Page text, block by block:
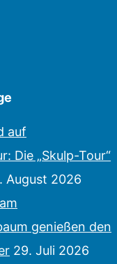
auf
Die „Skulp-Tour“
August 2026
genießen den
29. Juli 2026